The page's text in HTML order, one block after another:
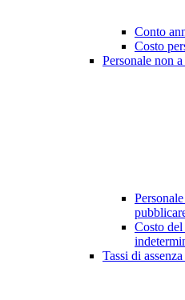
Conto
Costo
Personale non
Costo del
Tassi di assenza